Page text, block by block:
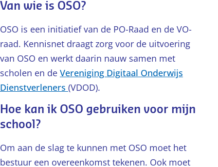
Van wie is OSO?
OSO is een initiatief van de PO-Raad en de VO-
raad. Kennisnet draagt zorg voor de uitvoering
van OSO en werkt daarin nauw samen met
scholen en de Vereniging Digitaal Onderwijs
Dienstverleners (VDOD).
Hoe kan ik OSO gebruiken voor mijn
school?
Om aan de slag te kunnen met OSO moet het
bestuur een overeenkomst tekenen. Ook moet